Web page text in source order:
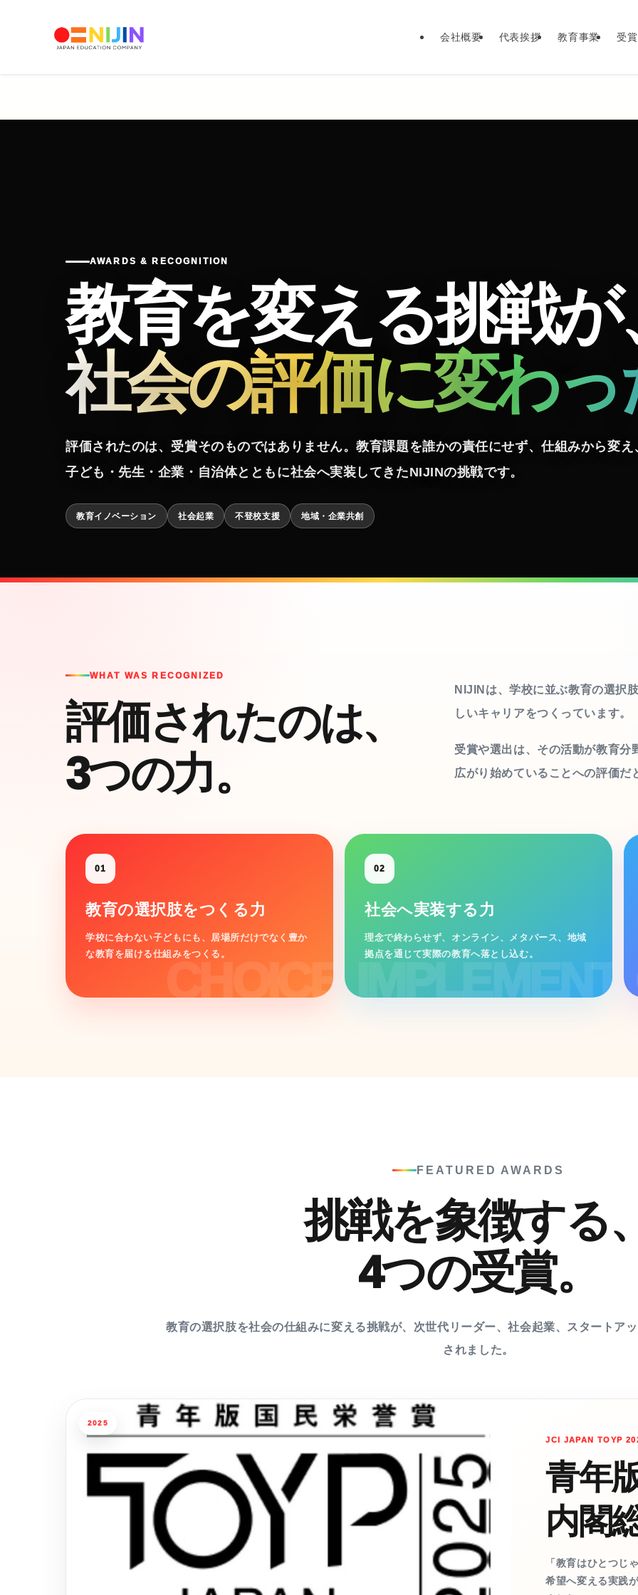
会社概要 代表挨拶 教育事業 受
AWARDS & RECOGNITION
教育を変える挑戦が
社会の評価に変わっ
評価されたのは、受賞そのものではありません。教育課題を誰かの責任にせず、仕組みから変え
子ども・先生・企業・自治体とともに社会へ実装してきたNIJINの挑戦です。
教育イノベーション 社会起業 不登校支援 地域・企業共創
WHAT WAS RECOGNIZED
評価されたのは、
3つの力。
NIJINは、学校に並ぶ教育の選択
しいキャリアをつくっています。
受賞や選出は、その活動が教育分
広がり始めていることへの評価だ
01
教育の選択肢をつくる力
学校に合わない子どもにも、居場所だけでなく豊か
な教育を届ける仕組みをつくる。
02
社会へ実装する力
理念で終わらせず、オンライン、メタバース、地域
拠点を通じて実際の教育へ落とし込む。
FEATURED AWARDS
挑戦を象徴する
4つの受賞。
教育の選択肢を社会の仕組みに変える挑戦が、次世代リーダー、社会起業、スタートア
されました。
2025
JCI JAPAN TOYP
青年
内閣
「教育はひとつじ
希望へ変える実践